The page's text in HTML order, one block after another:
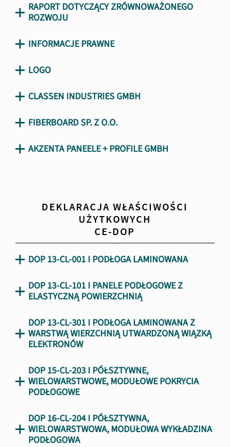
RAPORT DOTYCZĄCY ZRÓWNOWAŻONEGO
ROZWOJU
INFORMACJE PRAWNE
LOGO
CLASSEN INDUSTRIES GMBH
FIBERBOARD SP. Z O.O.
AKZENTA PANEELE + PROFILE GMBH
DEKLARACJA WŁAŚCIWOŚCI
UŻYTKOWYCH
CE-DOP
DOP 13-CL-001 I PODŁOGA LAMINOWANA
DOP 13-CL-101 I PANELE PODŁOGOWE Z
ELASTYCZNĄ POWIERZCHNIĄ
DOP 13-CL-301 I PODŁOGA LAMINOWANA Z
WARSTWĄ WIERZCHNIĄ UTWARDZONĄ WIĄZKĄ
ELEKTRONÓW
DOP 15-CL-203 I PÓŁSZTYWNE,
WIELOWARSTWOWE, MODUŁOWE POKRYCIA
PODŁOGOWE
DOP 16-CL-204 I PÓŁSZTYWNA,
WIELOWARSTWOWA, MODUŁOWA WYKŁADZINA
PODŁOGOWA